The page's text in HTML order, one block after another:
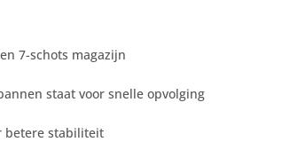
7-schots magazijn
staat voor snelle opvolging
betere stabiliteit